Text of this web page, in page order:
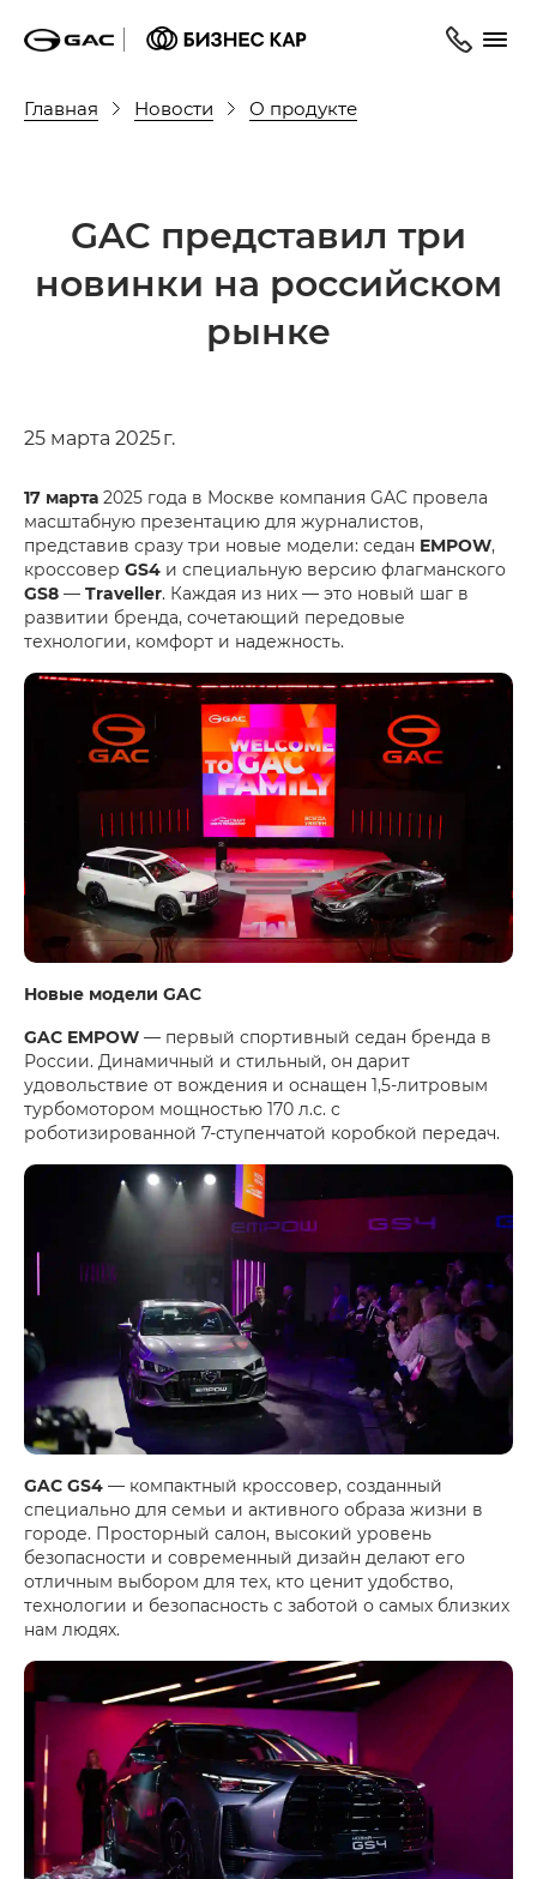
Главная Новости О продукте
GAC представил три
новинки на российском
рынке
25 марта 2025 г.
17 марта 2025 года в Москве компания GAC провела
масштабную презентацию для журналистов,
представив сразу три новые модели: седан EMPOW,
кроссовер GS4 и специальную версию флагманского
GS8 — Traveller. Каждая из них — это новый шаг в
развитии бренда, сочетающий передовые
технологии, комфорт и надежность.
Новые модели GAC
GAC EMPOW — первый спортивный седан бренда в
России. Динамичный и стильный, он дарит
удовольствие от вождения и оснащен 1,5-литровым
турбомотором мощностью 170 л.с. с
роботизированной 7-ступенчатой коробкой передач.
GAC GS4 — компактный кроссовер, созданный
специально для семьи и активного образа жизни в
городе. Просторный салон, высокий уровень
безопасности и современный дизайн делают его
отличным выбором для тех, кто ценит удобство,
технологии и безопасность с заботой о самых близких
нам людях.